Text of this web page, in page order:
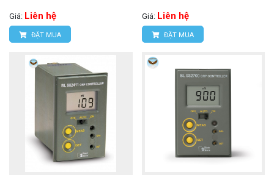
Giá: Liên hệ
ĐẶT MUA
Giá: Liên hệ
ĐẶT MUA